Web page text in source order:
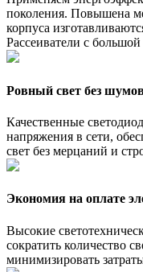
поколения. Повышена
корпуса
Рассеиватели с
Ровный свет без
Качественные
напряжения в сети,
свет без мерцаний и
Экономия на оплате
Высокие
сократить количество
минимизировать